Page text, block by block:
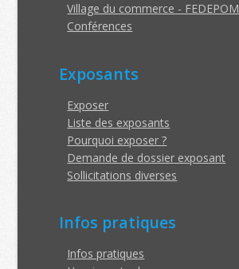
Village du commerce - FEDEPOM
Conférences
Exposants
Exposer
Liste des exposants
Pourquoi exposer ?
Demande de dossier exposant
Sollicitations diverses
Infos pratiques
Infos pratiques